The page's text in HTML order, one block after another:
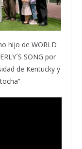
hijo de WORLD
SONG por
de Kentucky y